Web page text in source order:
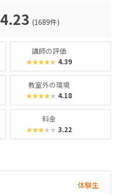
4.23 (1689件)
講師の評価
★★★★★ 4.39
教室外の環境
★★★★★ 4.18
料金
★★★★★ 3.22
体験生